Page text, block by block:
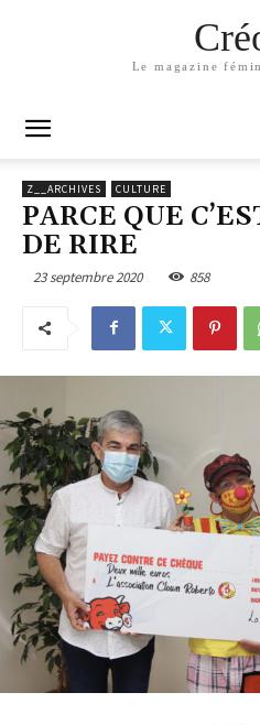
Le magazine
Z__ARCHIVES CULTURE
PARCE QUE
DE RIRE
23 septembre 2020 858